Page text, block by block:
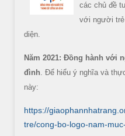
các chủ đề
với người
diện.
Năm 2021: Đồng hành với
đình. Để hiểu ý nghĩa và
này:
https://
tre/cong-bo-logo-nam-